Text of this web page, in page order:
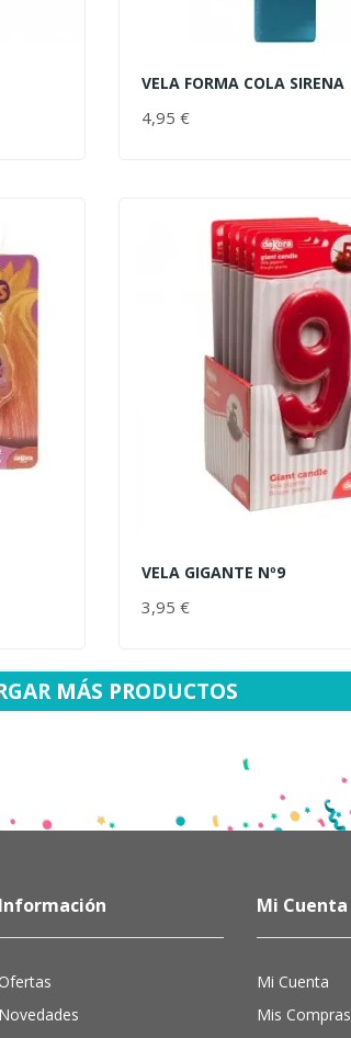
VELA FORMA COLA SIRENA
4,95 €AÑADIR AL CARRITO
VELA GIGANTE Nº9
3,95 €AÑADIR AL CARRITO
MÁS PRODUCTOS
Información
Ofertas
Novedades
Mi Cuenta
Mi Cuenta
Mis Compras